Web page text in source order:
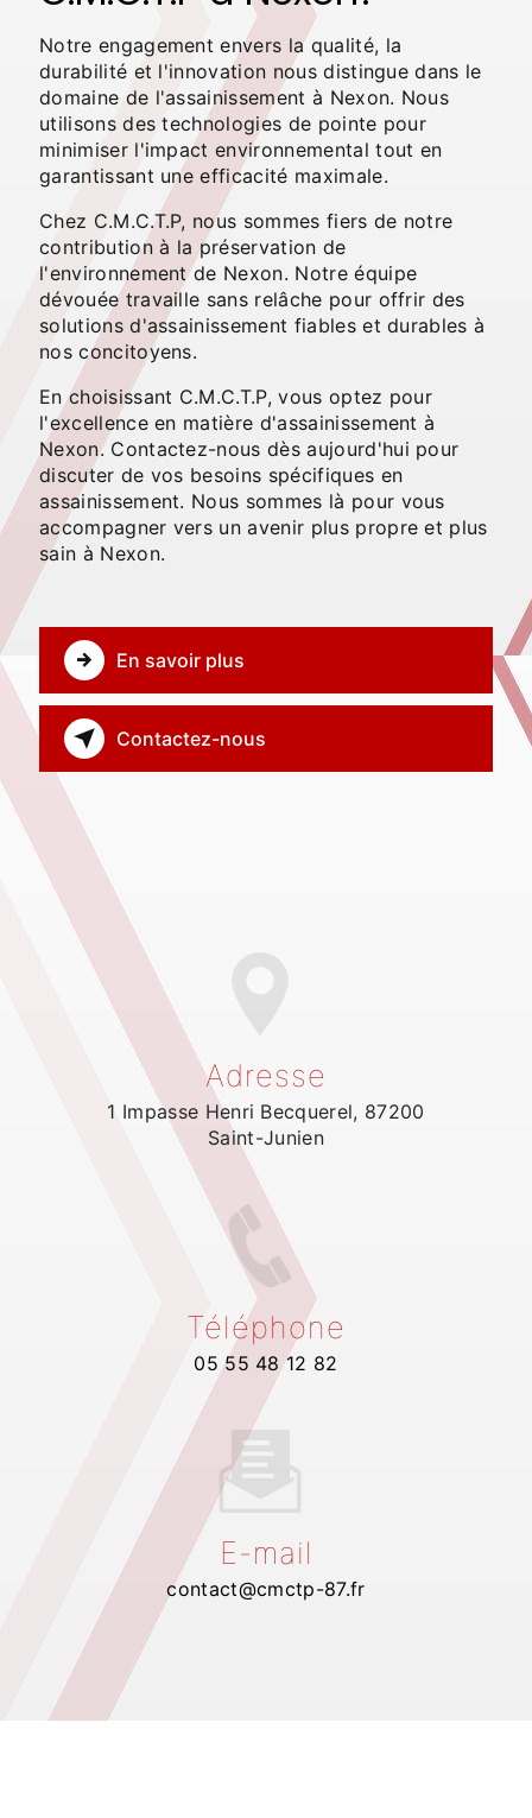
Notre engagement envers la qualité, la
durabilité et l'innovation nous distingue dans le
domaine de l'assainissement à Nexon. Nous
utilisons des technologies de pointe pour
minimiser l'impact environnemental tout en
garantissant une efficacité maximale.
Chez C.M.C.T.P, nous sommes fiers de notre
contribution à la préservation de
l'environnement de Nexon. Notre équipe
dévouée travaille sans relâche pour offrir des
solutions d'assainissement fiables et durables à
nos concitoyens.
En choisissant C.M.C.T.P, vous optez pour
l'excellence en matière d'assainissement à
Nexon. Contactez-nous dès aujourd'hui pour
discuter de vos besoins spécifiques en
assainissement. Nous sommes là pour vous
accompagner vers un avenir plus propre et plus
sain à Nexon.
En savoir plus
Contactez-nous
Adresse
1 Impasse Henri Becquerel, 87200
Saint-Junien
Téléphone
05 55 48 12 82
E-mail
contact@cmctp-87.fr